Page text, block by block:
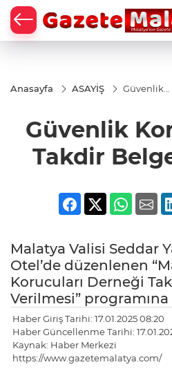
Anasayfa ASAYİŞ
Güvenlik
Belgesi
Verildi
Güvenlik
Takdir
Malatya Valisi Seddar
Otel’de düzenlenen
Korucuları Derneği
Verilmesi” programına
Haber Giriş Tarihi: 17.01.2025 08:20
Haber Güncellenme Tarihi:
Kaynak: Haber Merkezi
https://www.gazetemalatya.com/